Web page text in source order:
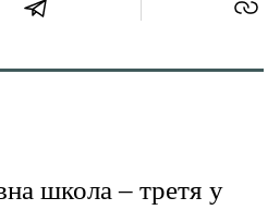
школа – третя у